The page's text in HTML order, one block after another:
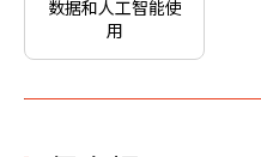
数据和人工智能使
用